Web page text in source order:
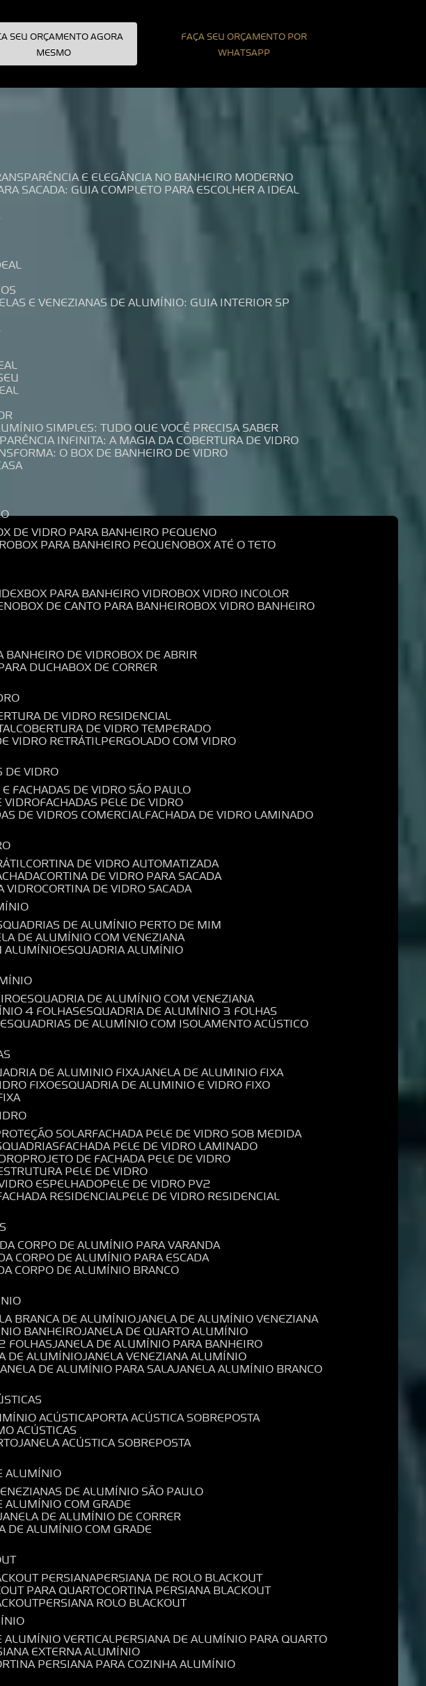
SEU ORÇAMENTO AGORA
MESMO
FAÇA SEU ORÇAMENTO POR
WHATSAPP
E ELEGÂNCIA NO BANHEIRO MODERNO
SACADA: GUIA COMPLETO PARA ESCOLHER A IDEAL
E VENEZIANAS DE ALUMÍNIO: GUIA INTERIOR SP
SIMPLES: TUDO QUE VOCÊ PRECISA SABER
INFINITA: A MAGIA DA COBERTURA DE VIDRO
O BOX DE BANHEIRO DE VIDRO
DE VIDRO PARA BANHEIRO PEQUENO
BOX PARA BANHEIRO PEQUENO BOX ATÉ O TETO
BOX PARA BANHEIRO VIDRO BOX VIDRO INCOLOR
BOX DE CANTO PARA BANHEIRO BOX VIDRO BANHEIRO
BANHEIRO DE VIDRO BOX DE ABRIR
DUCHA BOX DE CORRER
DE VIDRO RESIDENCIAL
COBERTURA DE VIDRO TEMPERADO
VIDRO RETRÁTIL PERGOLADO COM VIDRO
DE VIDRO
E FACHADAS DE VIDRO SÃO PAULO
VIDRO FACHADAS PELE DE VIDRO
DE VIDROS COMERCIAL FACHADA DE VIDRO LAMINADO
CORTINA DE VIDRO AUTOMATIZADA
CORTINA DE VIDRO PARA SACADA
VIDRO CORTINA DE VIDRO SACADA
DE ALUMÍNIO PERTO DE MIM
DE ALUMÍNIO COM VENEZIANA
ALUMÍNIO ESQUADRIA ALUMÍNIO
ESQUADRIA DE ALUMÍNIO COM VENEZIANA
4 FOLHAS ESQUADRIA DE ALUMÍNIO 3 FOLHAS
ESQUADRIAS DE ALUMÍNIO COM ISOLAMENTO ACÚSTICO
DE ALUMINIO FIXA JANELA DE ALUMINIO FIXA
FIXO ESQUADRIA DE ALUMINIO E VIDRO FIXO
SOLAR FACHADA PELE DE VIDRO SOB MEDIDA
FACHADA PELE DE VIDRO LAMINADO
PROJETO DE FACHADA PELE DE VIDRO
ESTRUTURA PELE DE VIDRO
VIDRO ESPELHADO PELE DE VIDRO PV2
RESIDENCIAL PELE DE VIDRO RESIDENCIAL
CORPO DE ALUMÍNIO PARA VARANDA
CORPO DE ALUMÍNIO PARA ESCADA
CORPO DE ALUMÍNIO BRANCO
BRANCA DE ALUMÍNIO JANELA DE ALUMÍNIO VENEZIANA
BANHEIRO JANELA DE QUARTO ALUMÍNIO
FOLHAS JANELA DE ALUMÍNIO PARA BANHEIRO
DE ALUMÍNIO JANELA VENEZIANA ALUMÍNIO
JANELA DE ALUMÍNIO PARA SALA JANELA ALUMÍNIO BRANCO
ACÚSTICA PORTA ACÚSTICA SOBREPOSTA
ACÚSTICAS
JANELA ACÚSTICA SOBREPOSTA
ALUMÍNIO
DE ALUMÍNIO SÃO PAULO
ALUMÍNIO COM GRADE
JANELA DE ALUMÍNIO DE CORRER
DE ALUMÍNIO COM GRADE
PERSIANA PERSIANA DE ROLO BLACKOUT
PARA QUARTO CORTINA PERSIANA BLACKOUT
PERSIANA ROLO BLACKOUT
ALUMÍNIO VERTICAL PERSIANA DE ALUMÍNIO PARA QUARTO
EXTERNA ALUMÍNIO
PERSIANA PARA COZINHA ALUMÍNIO